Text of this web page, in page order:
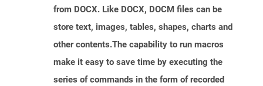
from DOCX. Like DOCX, DOCM files can be
store text, images, tables, shapes, charts and
other contents.The capability to run macros
make it easy to save time by executing the
series of commands in the form of recorded